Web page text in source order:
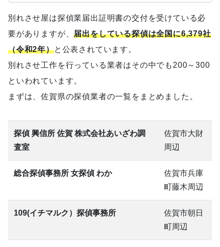
別れさせ屋は探偵業届出証明書の交付を受けている必
要がありますが、届出をしている探偵は全国に6,379社
（令和2年）と公表されています。
別れさせ工作を行っている業者はその中でも200～300
といわれています。
まずは、佐賀県の探偵業者の一覧をまとめました。
探偵 興信所 佐賀 株式会社あいざわ調
査室
佐賀市大財
周辺
総合探偵事務所 女探偵 わか
佐賀市兵庫
町藤木周辺
109(イチマルク）探偵事務所
佐賀市朝日
町周辺